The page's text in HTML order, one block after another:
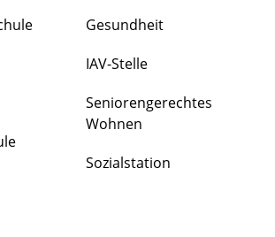
Gesundheit
IAV-Stelle
Seniorengerechtes
Wohnen
Sozialstation